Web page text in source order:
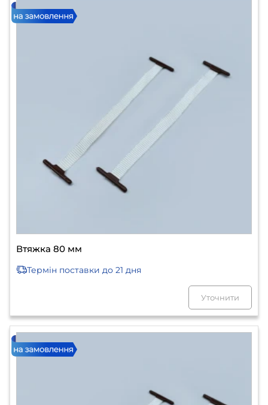
Втяжка 80 мм
Термін поставки до 21 дня
Уточнити